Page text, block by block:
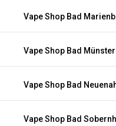
Vape Shop Bad
Vape Shop Bad
Vape Shop Bad
Vape Shop Bad